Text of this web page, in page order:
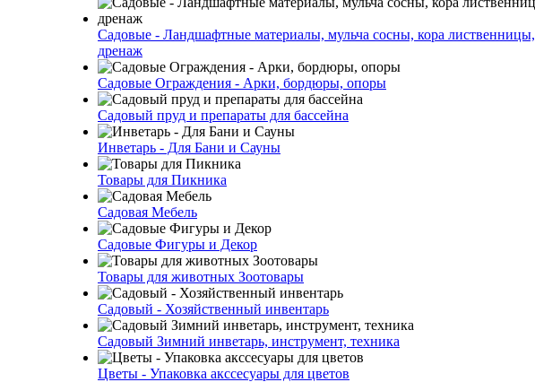
Садовые - Ландшафтные материалы, мульча сосны, кора лиственницы,
дренаж
Садовые Ограждения - Арки, бордюры, опоры
Садовый пруд и препараты для бассейна
Инветарь - Для Бани и Сауны
Товары для Пикника
Садовая Мебель
Садовые Фигуры и Декор
Товары для животных Зоотовары
Садовый - Хозяйственный инвентарь
Садовый Зимний инветарь, инструмент, техника
Цветы - Упаковка акссесуары для цветов